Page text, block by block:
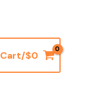
Cart/$0